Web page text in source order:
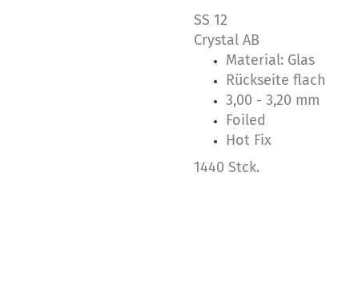
SS 12
Crystal AB
Material: Glas
Rückseite flach
3,00 - 3,20 mm
Foiled
Hot Fix
1440 Stck.